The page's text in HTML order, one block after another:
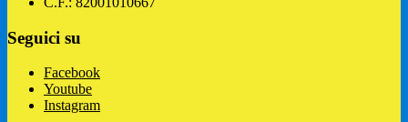
Seguici su
Facebook
Youtube
Instagram